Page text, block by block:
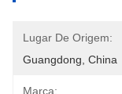
Lugar De Origem:
Guangdong, China
Marca: